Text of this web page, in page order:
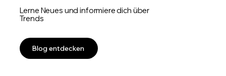
Lerne Neues und informiere dich über
Trends
Blog entdecken